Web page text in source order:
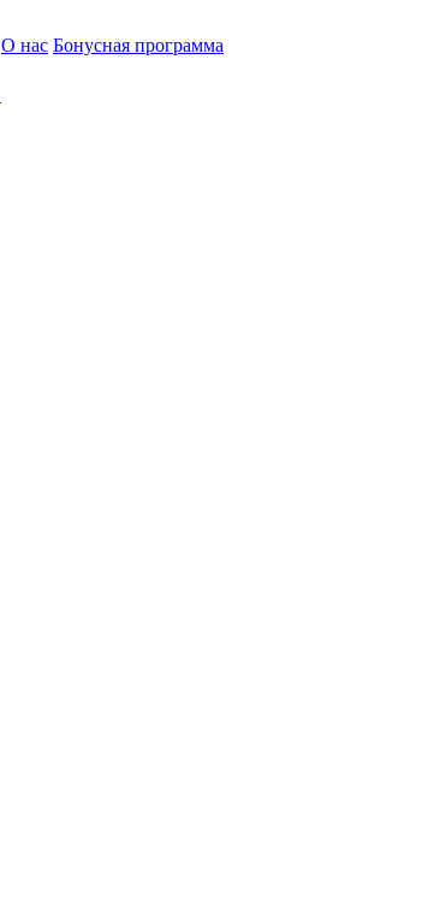
О нас Бонусная программа